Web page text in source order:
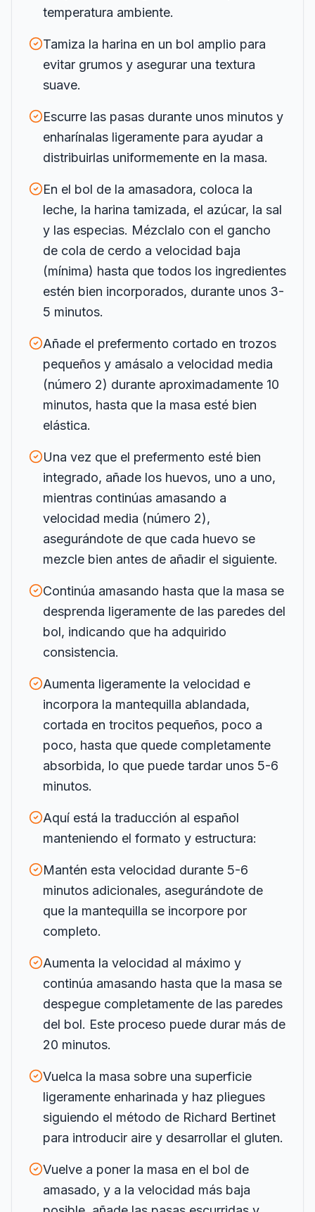
temperatura ambiente.
Tamiza la harina en un bol amplio para
evitar grumos y asegurar una textura
suave.
Escurre las pasas durante unos minutos y
enharínalas ligeramente para ayudar a
distribuirlas uniformemente en la masa.
En el bol de la amasadora, coloca la
leche, la harina tamizada, el azúcar, la sal
y las especias. Mézclalo con el gancho
de cola de cerdo a velocidad baja
(mínima) hasta que todos los ingredientes
estén bien incorporados, durante unos 3-
5 minutos.
Añade el prefermento cortado en trozos
pequeños y amásalo a velocidad media
(número 2) durante aproximadamente 10
minutos, hasta que la masa esté bien
elástica.
Una vez que el prefermento esté bien
integrado, añade los huevos, uno a uno,
mientras continúas amasando a
velocidad media (número 2),
asegurándote de que cada huevo se
mezcle bien antes de añadir el siguiente.
Continúa amasando hasta que la masa se
desprenda ligeramente de las paredes del
bol, indicando que ha adquirido
consistencia.
Aumenta ligeramente la velocidad e
incorpora la mantequilla ablandada,
cortada en trocitos pequeños, poco a
poco, hasta que quede completamente
absorbida, lo que puede tardar unos 5-6
minutos.
Aquí está la traducción al español
manteniendo el formato y estructura:
Mantén esta velocidad durante 5-6
minutos adicionales, asegurándote de
que la mantequilla se incorpore por
completo.
Aumenta la velocidad al máximo y
continúa amasando hasta que la masa se
despegue completamente de las paredes
del bol. Este proceso puede durar más de
20 minutos.
Vuelca la masa sobre una superficie
ligeramente enharinada y haz pliegues
siguiendo el método de Richard Bertinet
para introducir aire y desarrollar el gluten.
Vuelve a poner la masa en el bol de
amasado, y a la velocidad más baja